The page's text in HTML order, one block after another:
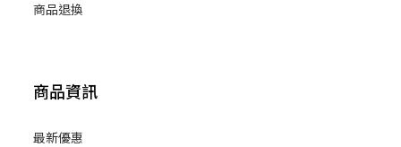
商品退換
商品資訊
最新優惠